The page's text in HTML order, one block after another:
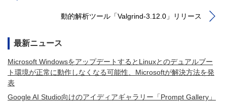
動的解析ツール「Valgrind-3.12.0」リリース
最新ニュース
Microsoft WindowsをアップデートするとLinuxとのデュアルブー
ト環境が正常に動作しなくなる可能性、Microsoftが解決方法を発
表
Google AI Studio向けのアイディアギャラリー「Prompt Gallery」